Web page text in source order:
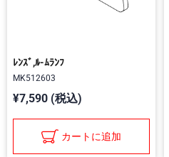
ﾚﾝｽﾞ,ﾙ-ﾑﾗﾝﾌ
MK512603
¥7,590 (税込)
カートに追加